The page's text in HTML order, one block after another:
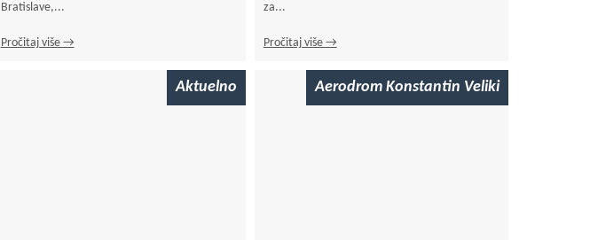
Bratislave,...
Pročitaj više →
za...
Pročitaj više →
Aktuelno Aerodrom Konstantin Veliki